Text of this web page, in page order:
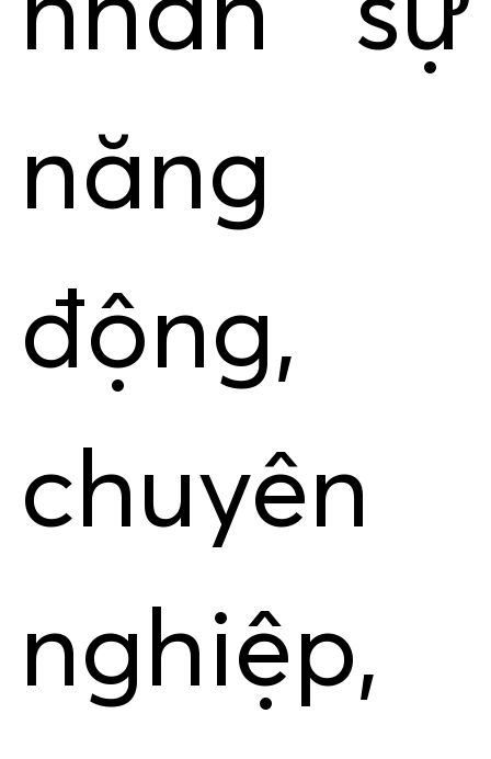
năng
động,
chuyên
nghiệp,